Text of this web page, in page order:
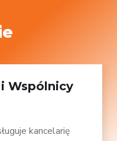
Wspólnicy
kancelarię